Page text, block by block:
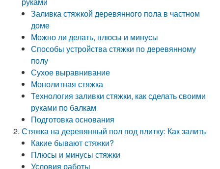
Заливка стяжкой деревянного пола в частном
доме
Можно ли делать, плюсы и минусы
Способы устройства стяжки по деревянному
полу
Сухое выравнивание
Монолитная стяжка
Технология заливки стяжки, как сделать своими
руками по балкам
Подготовка основания
Стяжка на деревянный пол под плитку: Как залить
Какие бывают стяжки?
Плюсы и минусы стяжки
Условия работы